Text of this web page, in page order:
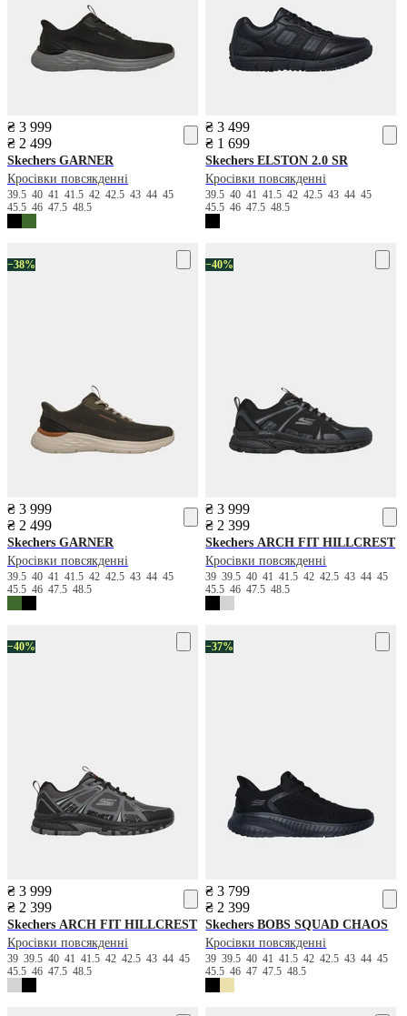
₴ 3 999
₴ 2 499
Skechers GARNER
Кросівки повсякденні
39.5 40 41 41.5 42 42.5 43 44 45
45.5 46 47.5 48.5
₴ 3 499
₴ 1 699
Skechers ELSTON 2.0 SR
Кросівки повсякденні
39.5404141.54242.5434445
45.54647.548.5
−38%
₴ 3 999
₴ 2 499
Skechers GARNER
Кросівки повсякденні
39.5 40 41 41.5 42 42.5 43 44 45
45.5 46 47.5 48.5
−40%
₴ 3 999
₴ 2 399
Skechers ARCH FIT HILLCREST
Кросівки повсякденні
3939.5404141.54242.5434445
45.54647.548.5
−40%
₴ 3 999
₴ 2 399
Skechers ARCH FIT HILLCREST
Кросівки повсякденні
39 39.5 40 41 41.5 42 42.5 43 44 45
45.5 46 47.5 48.5
−37%
₴ 3 799
₴ 2 399
Skechers BOBS SQUAD CHAOS
Кросівки повсякденні
3939.5404141.54242.5434445
45.5464747.548.5